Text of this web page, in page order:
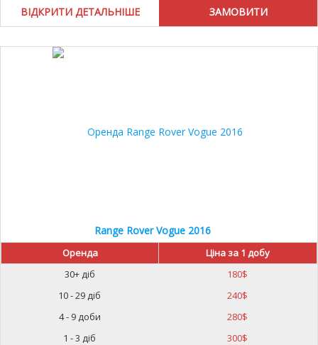
ВІДКРИТИ ДЕТАЛЬНІШЕ
Range Rover Vogue 2016
Оренда
Ціна за 1 добу
30+ діб
180$
10 - 29 діб
240$
4 - 9 доби
280$
1 - 3 діб
300$